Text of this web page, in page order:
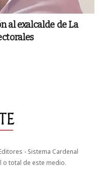
al exalcalde de La
- Sistema Cardenal
o total de este medio.